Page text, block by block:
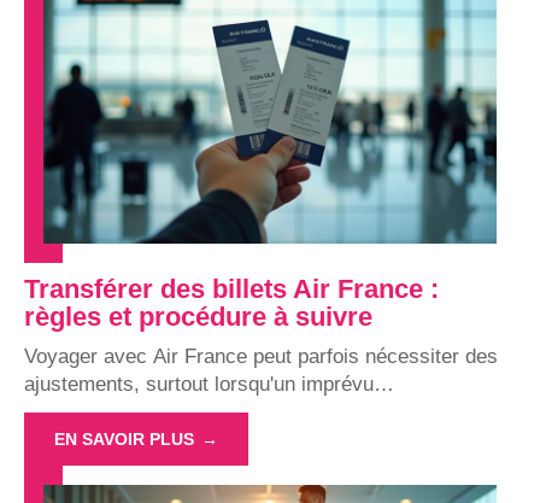
Transférer des billets Air France :
règles et procédure à suivre
Voyager avec Air France peut parfois nécessiter des
ajustements, surtout lorsqu'un imprévu…
EN SAVOIR PLUS